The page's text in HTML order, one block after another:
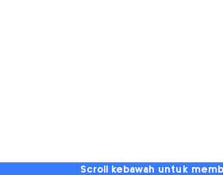
Scroll kebawah untuk